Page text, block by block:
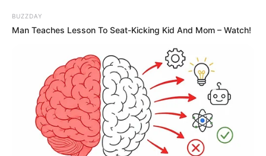
94
BUZZDAY
Man Teaches Lesson To Seat-Kicking Kid And Mom – Watch!